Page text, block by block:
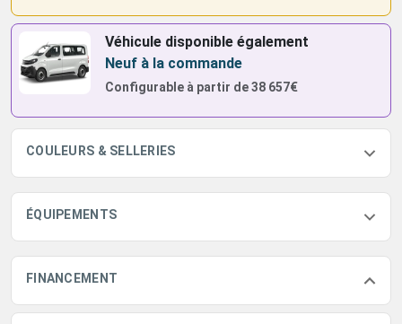
Véhicule disponible également
Neuf à la commande
Configurable à partir de38 657€
COULEURS & SELLERIES
ÉQUIPEMENTS
FINANCEMENT